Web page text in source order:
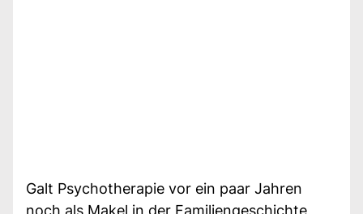
Galt Psychotherapie vor ein paar Jahren
noch als Makel in der Familiengeschichte,